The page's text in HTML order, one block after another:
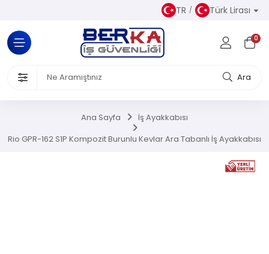
TR Türk Lirası
0
Ara
Kıyafetler
Ürünleri
Ana Sayfa İş Ayakkabısı
Rio GPR-162 S1P Kompozit Burunlu Kevlar Ara Tabanlı İş Ayakkabısı